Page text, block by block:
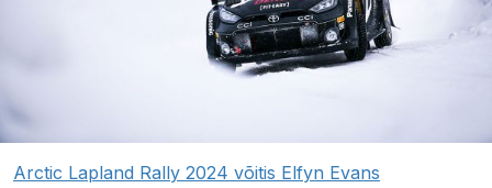
Arctic Lapland Rally 2024 võitis Elfyn Evans